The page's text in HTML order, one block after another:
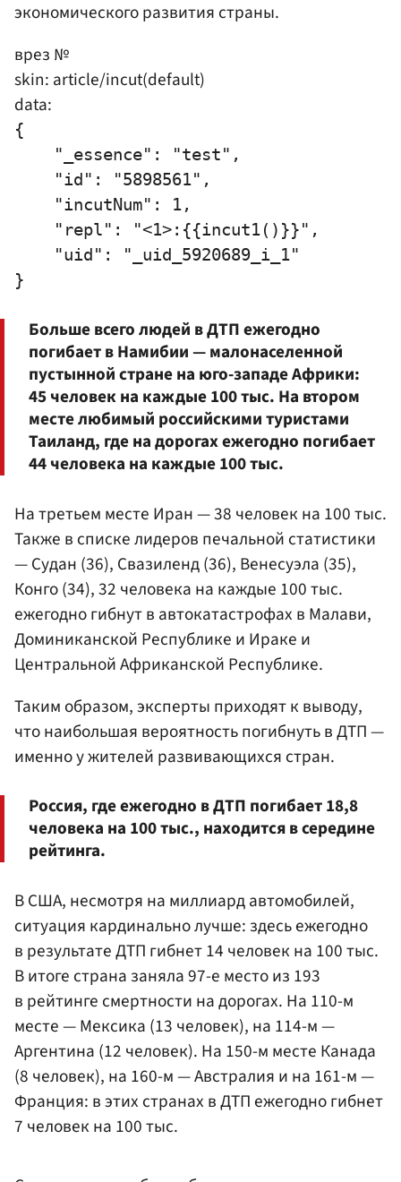
экономического развития страны.
врез №
skin: article/incut(default)
data:
{
    "_essence": "test",
    "id": "5898561",
    "incutNum": 1,
    "repl": "<1>:{{incut1()}}",
    "uid": "_uid_5920689_i_1"
Больше всего людей в ДТП ежегодно
погибает в Намибии — малонаселенной
пустынной стране на юго-западе Африки:
45 человек на каждые 100 тыс. На втором
месте любимый российскими туристами
Таиланд, где на дорогах ежегодно погибает
44 человека на каждые 100 тыс.
На третьем месте Иран — 38 человек на 100 тыс.
Также в списке лидеров печальной статистики
— Судан (36), Свазиленд (36), Венесуэла (35),
Конго (34), 32 человека на каждые 100 тыс.
ежегодно гибнут в автокатастрофах в Малави,
Доминиканской Республике и Ираке и
Центральной Африканской Республике.
Таким образом, эксперты приходят к выводу,
что наибольшая вероятность погибнуть в ДТП —
именно у жителей развивающихся стран.
Россия, где ежегодно в ДТП погибает 18,8
человека на 100 тыс., находится в середине
рейтинга.
В США, несмотря на миллиард автомобилей,
ситуация кардинально лучше: здесь ежегодно
в результате ДТП гибнет 14 человек на 100 тыс.
В итоге страна заняла 97-е место из 193
в рейтинге смертности на дорогах. На 110-м
месте — Мексика (13 человек), на 114-м —
Аргентина (12 человек). На 150-м месте Канада
(8 человек), на 160-м — Австралия и на 161-м —
Франция: в этих странах в ДТП ежегодно гибнет
7 человек на 100 тыс.